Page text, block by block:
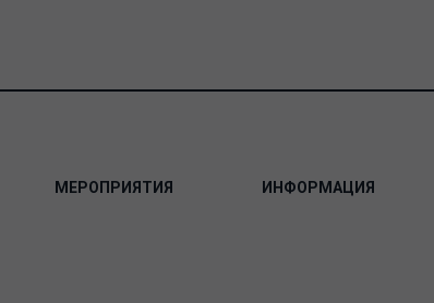
МЕРОПРИЯТИЯ ИНФОРМАЦИЯ